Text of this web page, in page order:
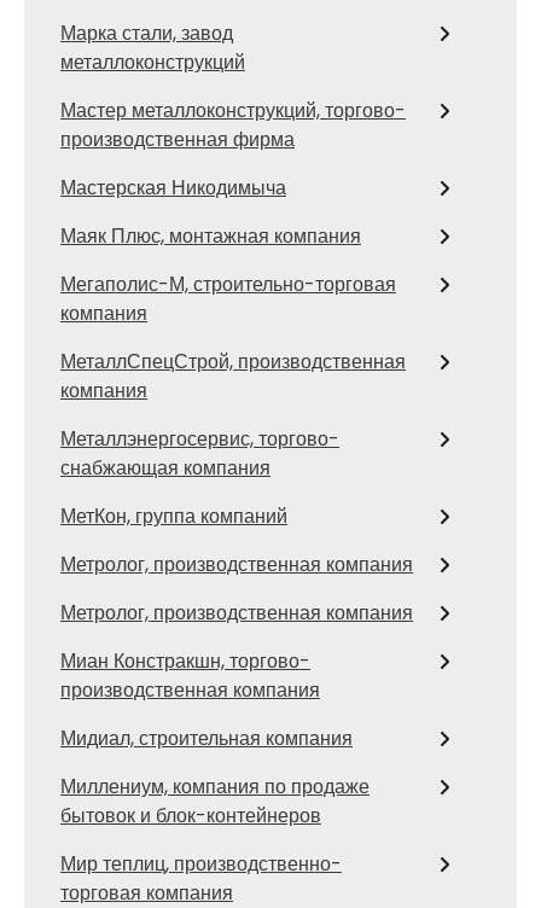
Марка стали, завод
металлоконструкций
Мастер металлоконструкций, торгово-
производственная фирма
Мастерская Никодимыча
Маяк Плюс, монтажная компания
Мегаполис-М, строительно-торговая
компания
МеталлСпецСтрой, производственная
компания
Металлэнергосервис, торгово-
снабжающая компания
МетКон, группа компаний
Метролог, производственная компания
Метролог, производственная компания
Миан Констракшн, торгово-
производственная компания
Мидиал, строительная компания
Миллениум, компания по продаже
бытовок и блок-контейнеров
Мир теплиц, производственно-
торговая компания